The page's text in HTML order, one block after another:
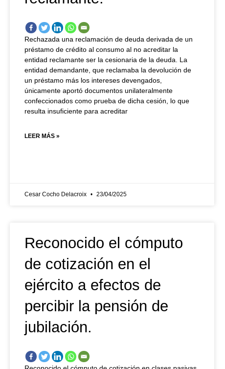
Rechazada una reclamación de deuda derivada de un
préstamo de crédito al consumo al no acreditar la
entidad reclamante ser la cesionaria de la deuda. La
entidad demandante, que reclamaba la devolución de
un préstamo más los intereses devengados,
únicamente aportó documentos unilateralmente
confeccionados como prueba de dicha cesión, lo que
resulta insuficiente para acreditar
LEER MÁS »
Cesar Cocho Delacroix 23/04/2025
Reconocido el cómputo
de cotización en el
ejército a efectos de
percibir la pensión de
jubilación.